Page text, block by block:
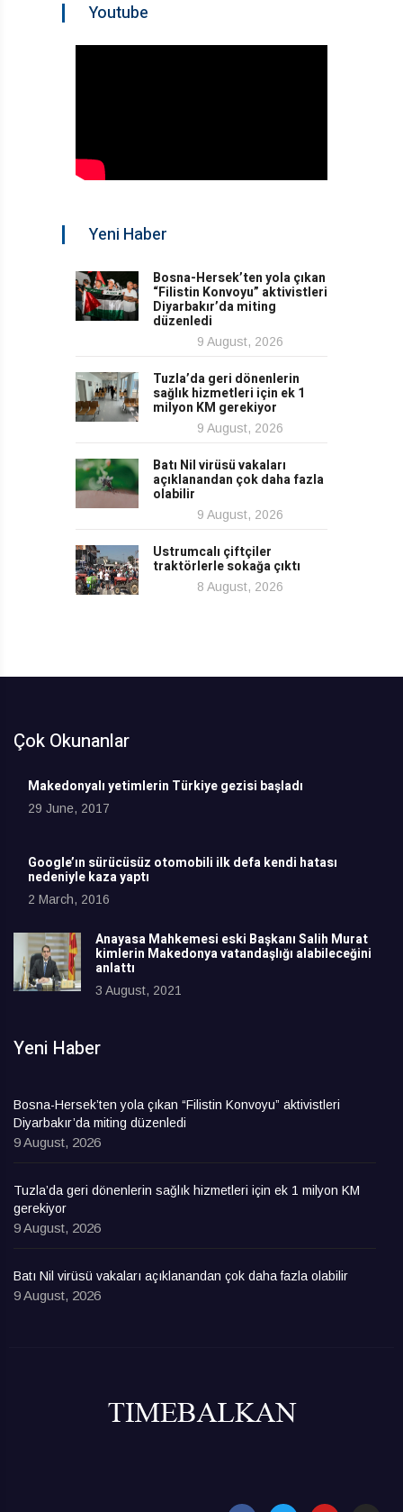
Youtube
Yeni Haber
Bosna-Hersek’ten yola çıkan
“Filistin Konvoyu” aktivistleri
Diyarbakır’da miting
düzenledi
9 August, 2026
Tuzla’da geri dönenlerin
sağlık hizmetleri için ek 1
milyon KM gerekiyor
9 August, 2026
Batı Nil virüsü vakaları
açıklanandan çok daha fazla
olabilir
9 August, 2026
Ustrumcalı çiftçiler
traktörlerle sokağa çıktı
8 August, 2026
Çok Okunanlar
Makedonyalı yetimlerin Türkiye gezisi başladı
29 June, 2017
Google’ın sürücüsüz otomobili ilk defa kendi hatası
nedeniyle kaza yaptı
2 March, 2016
Anayasa Mahkemesi eski Başkanı Salih Murat
kimlerin Makedonya vatandaşlığı alabileceğini
anlattı
3 August, 2021
Yeni Haber
Bosna-Hersek’ten yola çıkan “Filistin Konvoyu” aktivistleri
Diyarbakır’da miting düzenledi
9 August, 2026
Tuzla’da geri dönenlerin sağlık hizmetleri için ek 1 milyon KM
gerekiyor
9 August, 2026
Batı Nil virüsü vakaları açıklanandan çok daha fazla olabilir
9 August, 2026